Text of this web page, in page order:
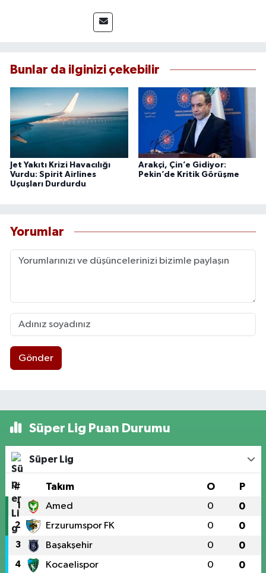
Bunlar da ilginizi çekebilir
Jet Yakıtı Krizi Havacılığı
Vurdu: Spirit Airlines
Uçuşları Durdurdu
Arakçi, Çin’e Gidiyor:
Pekin’de Kritik Görüşme
Yorumlar
Gönder
Süper Lig Puan Durumu
Süper Lig
# Takım O P
1 Amed 0 0
2 Erzurumspor FK 0 0
3 Başakşehir 0 0
4 Kocaelispor 0 0